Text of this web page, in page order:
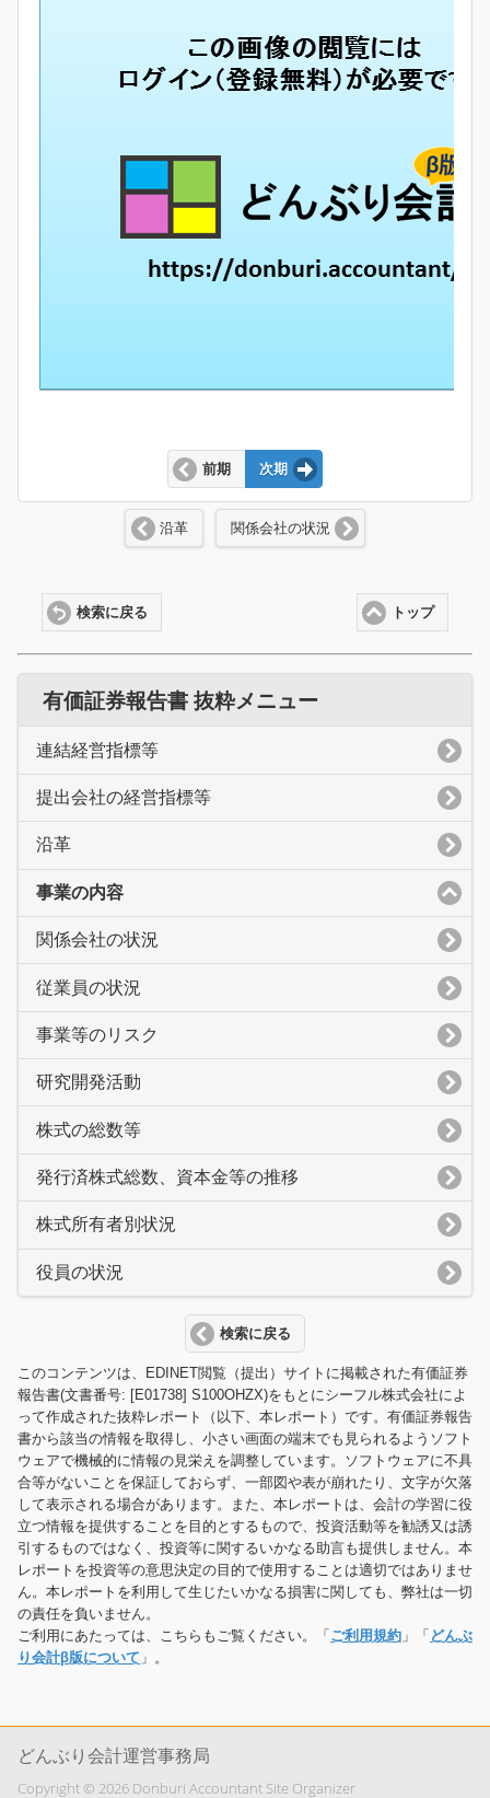
前期 次期
沿革 関係会社の状況
トップ
検索に戻る
有価証券報告書 抜粋メニュー
連結経営指標等
提出会社の経営指標等
沿革
事業の内容
関係会社の状況
従業員の状況
事業等のリスク
研究開発活動
株式の総数等
発行済株式総数、資本金等の推移
株式所有者別状況
役員の状況
検索に戻る
このコンテンツは、EDINET閲覧（提出）サイトに掲載された有価証券
報告書(文書番号: [E01738] S100OHZX)をもとにシーフル株式会社によ
って作成された抜粋レポート（以下、本レポート）です。有価証券報告
書から該当の情報を取得し、小さい画面の端末でも見られるようソフト
ウェアで機械的に情報の見栄えを調整しています。ソフトウェアに不具
合等がないことを保証しておらず、一部図や表が崩れたり、文字が欠落
して表示される場合があります。また、本レポートは、会計の学習に役
立つ情報を提供することを目的とするもので、投資活動等を勧誘又は誘
引するものではなく、投資等に関するいかなる助言も提供しません。本
レポートを投資等の意思決定の目的で使用することは適切ではありませ
ん。本レポートを利用して生じたいかなる損害に関しても、弊社は一切
の責任を負いません。
ご利用にあたっては、こちらもご覧ください。「 ご利用規約 」「 どんぶ
り会計β版について 」。
どんぶり会計運営事務局
Copyright © 2026 Donburi Accountant Site Organizer